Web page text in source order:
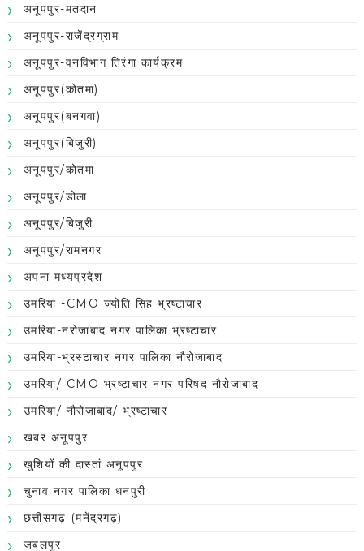
अनूपपुर-मतदान
अनूपपुर-राजेंद्रग्राम
अनूपपुर-वनविभाग तिरंगा कार्यक्रम
अनूपपुर(कोतमा)
अनूपपुर(बनगवा)
अनूपपुर(बिजुरी)
अनूपपुर/कोतमा
अनूपपुर/डोला
अनूपपुर/बिजुरी
अनूपपुर/रामनगर
अपना मध्यप्रदेश
उमरिया -CMO ज्योति सिंह भ्रष्टाचार
उमरिया-नरोजाबाद नगर पालिका भ्रष्टाचार
उमरिया-भ्रस्टाचार नगर पालिका नौरोजाबाद
उमरिया/ CMO भ्रष्टाचार नगर परिषद नौरोजाबाद
उमरिया/ नौरोजाबाद/ भ्रष्टाचार
खबर अनूपपुर
खुशियों की दास्तां अनूपपुर
चुनाव नगर पालिका धनपुरी
छत्तीसगढ़ (मनेंद्रगढ़)
जबलपुर